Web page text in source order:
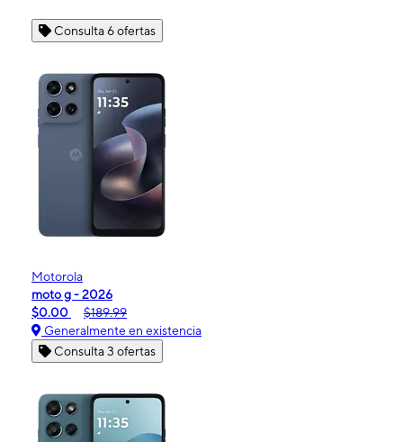
Consulta 6 ofertas
Motorola
moto g - 2026
$0.00
$189.99
Generalmente en existencia
Consulta 3 ofertas